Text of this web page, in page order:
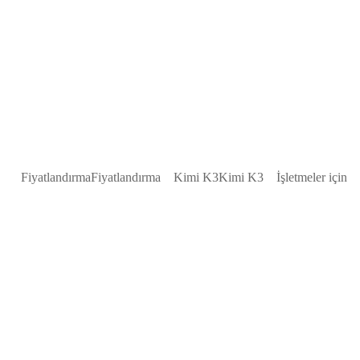
FiyatlandırmaFiyatlandırma Kimi K3Kimi K3 İşletmeler için